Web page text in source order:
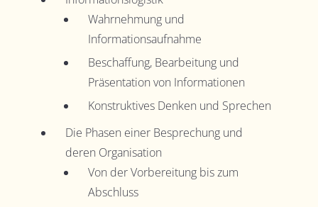
Wahrnehmung und
Informationsaufnahme
Beschaffung, Bearbeitung und
Präsentation von Informationen
Konstruktives Denken und Sprechen
Die Phasen einer Besprechung und
deren Organisation
Von der Vorbereitung bis zum
Abschluss